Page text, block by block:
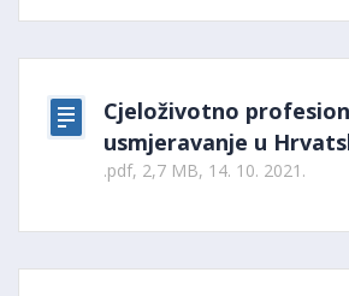
Cjeloživotno
usmjeravanje u
.pdf, 2,7 MB, 14. 10. 2021.